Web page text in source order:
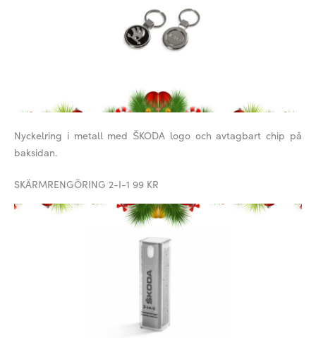
Nyckelring i metall med ŠKODA logo och avtagbart chip på
baksidan.
SKÄRMRENGÖRING 2-I-1 99 KR